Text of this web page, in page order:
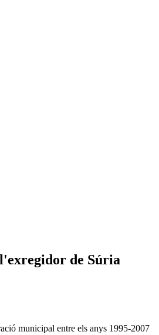
de Súria
municipal entre els anys 1995-2007